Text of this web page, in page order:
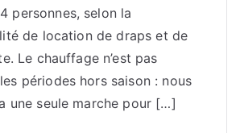
personnes, selon la
de location de draps et de
Le chauffage n’est pas
périodes hors saison : nous
une seule marche pour […]